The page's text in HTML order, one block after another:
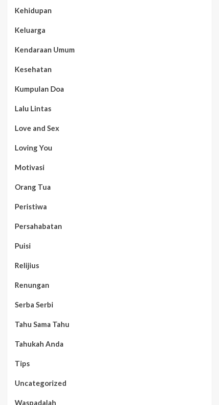
Kehidupan
Keluarga
Kendaraan Umum
Kesehatan
Kumpulan Doa
Lalu Lintas
Love and Sex
Loving You
Motivasi
Orang Tua
Peristiwa
Persahabatan
Puisi
Relijius
Renungan
Serba Serbi
Tahu Sama Tahu
Tahukah Anda
Tips
Uncategorized
Waspadalah